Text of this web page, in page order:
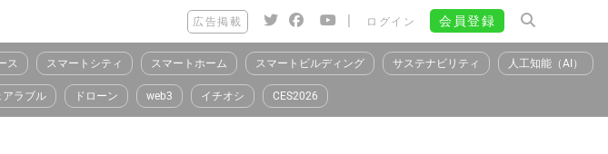
広告掲載 | ログイン 会員登録
ス スマートシティ スマートホーム スマートビルディング サステナビリティ 人工知能（AI）
アラブル ドローン web3 イチオシ CES2026